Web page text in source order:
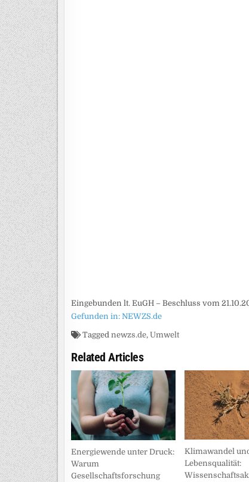
Eingebunden lt. EuGH – Beschluss vom
Gefunden in: NEWZS.de
Tagged newzs.de, Umwelt
Related Articles
Energiewende unter Druck:
Warum
Gesellschaftsforschung
Klimawandel
Lebensqualität: